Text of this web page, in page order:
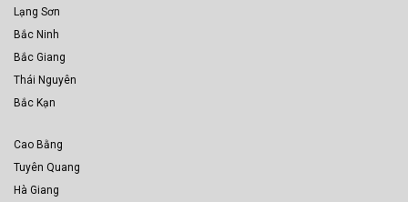
Lạng Sơn
Bắc Ninh
Bắc Giang
Thái Nguyên
Bắc Kạn
Cao Bằng
Tuyên Quang
Hà Giang